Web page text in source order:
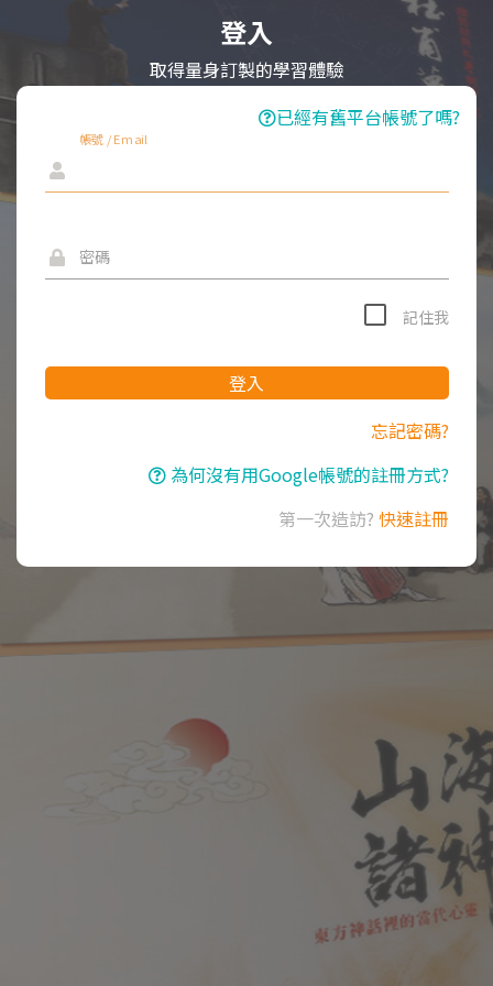
登入
取得量身訂製的學習體驗
已經有舊平台帳號了嗎?
帳號 / Email
密碼
記住我
登入
忘記密碼?
為何沒有用Google帳號的註冊方式?
第一次造訪? 快速註冊